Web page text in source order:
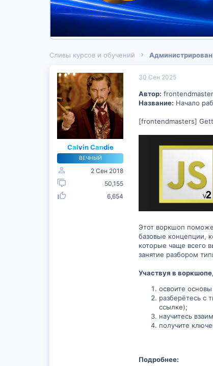
Сливы курсов и обучений
Calvin Candie
ВЕЧНЫЙ
2 Сен 2018
50,155
6,654
30 Сен 2025
Автор:
Название: Начало
[frontendmasters]
Этот воркшоп
базовые концепции,
которые чаще всего
занятие разбором
Участвуя в
освоите
разберётесь с
ссылке);
научитесь
получите
Подробнее: